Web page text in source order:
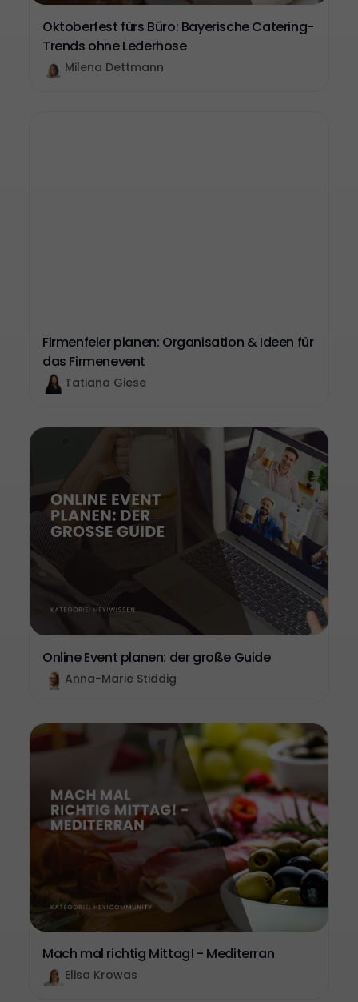
Oktoberfest fürs Büro: Bayerische Catering-
Trends ohne Lederhose
Milena Dettmann
Firmenfeier planen: Organisation & Ideen für
das Firmenevent
Tatiana Giese
Online Event planen: der große Guide
Anna-Marie Stiddig
Mach mal richtig Mittag! - Mediterran
Elisa Krowas